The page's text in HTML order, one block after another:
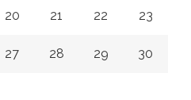
20 21 22 23
27 28 29 30